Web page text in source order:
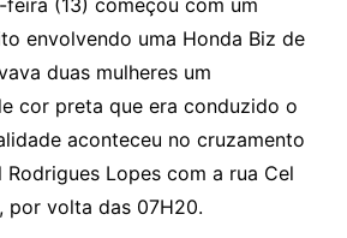
(13) começou com um
envolvendo uma Honda Biz de
duas mulheres um
cor preta que era conduzido o
aconteceu no cruzamento
Lopes com a rua Cel
por volta das 07H20.